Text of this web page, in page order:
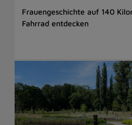
Frauengeschichte auf 140
Fahrrad entdecken